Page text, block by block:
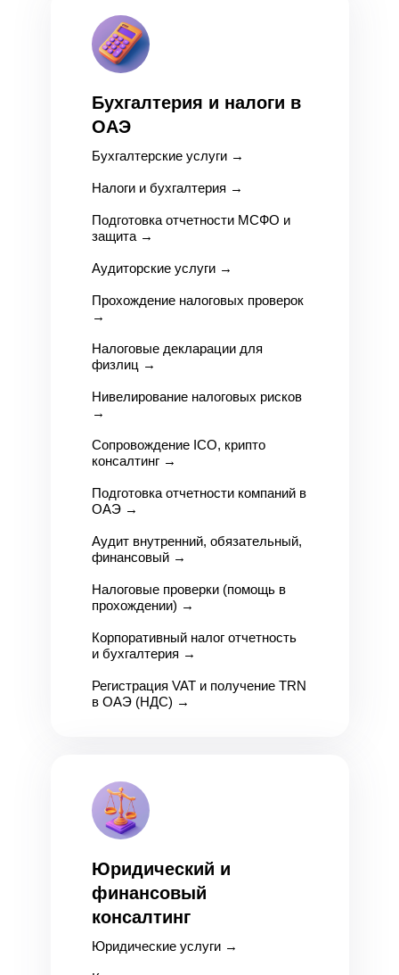
Бухгалтерия и налоги в
ОАЭ
Бухгалтерские услуги →
Налоги и бухгалтерия →
Подготовка отчетности МСФО и
защита →
Аудиторские услуги →
Прохождение налоговых проверок
→
Налоговые декларации для
физлиц →
Нивелирование налоговых рисков
→
Сопровождение ICO, крипто
консалтинг →
Подготовка отчетности компаний в
ОАЭ →
Аудит внутренний, обязательный,
финансовый →
Налоговые проверки (помощь в
прохождении) →
Корпоративный налог отчетность
и бухгалтерия →
Регистрация VAT и получение TRN
в ОАЭ (НДС) →
Юридический и
финансовый
консалтинг
Юридические услуги →